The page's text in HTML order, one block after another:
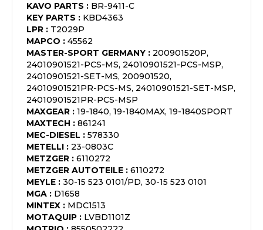
KAVO PARTS : BR-9411-C
KEY PARTS : KBD4363
LPR : T2029P
MAPCO : 45562
MASTER-SPORT GERMANY : 200901520P,
24010901521-PCS-MS, 24010901521-PCS-MSP,
24010901521-SET-MS, 200901520,
24010901521PR-PCS-MS, 24010901521-SET-MSP,
24010901521PR-PCS-MSP
MAXGEAR : 19-1840, 19-1840MAX, 19-1840SPORT
MAXTECH : 861241
MEC-DIESEL : 578330
METELLI : 23-0803C
METZGER : 6110272
METZGER AUTOTEILE : 6110272
MEYLE : 30-15 523 0101/PD, 30-15 523 0101
MGA : D1658
MINTEX : MDC1513
MOTAQUIP : LVBD1101Z